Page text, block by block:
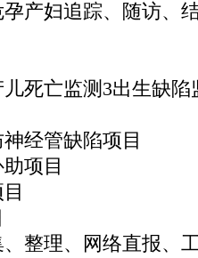
产妇追踪、随访、
死亡监测3出生缺陷
经管缺陷项目
项目
整理、网络直报、